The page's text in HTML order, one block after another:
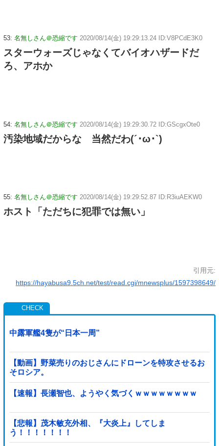
53: 名無しさん＠恐縮です 2020/08/14(金) 19:29:13.24 ID:V8PCdE3K0
スターウォーズじゃなくてバイオハザードだ
ろ、アホか
54: 名無しさん＠恐縮です 2020/08/14(金) 19:29:30.72 ID:GScgxOte0
汚染地域だからな 当然だわ(´･ω･`)
55: 名無しさん＠恐縮です 2020/08/14(金) 19:29:52.87 ID:R3iuAEKW0
ホスト「ただちに犯罪では無い」
引用元:
https://hayabusa9.5ch.net/test/read.cgi/mnewsplus/1597398649/
中露軍艦4隻が“日本一周”
【動画】野菜売りのおじさんにドローンを特攻させるお
そロシア。
【速報】長瀬智也、ようやく気づくｗｗｗｗｗｗｗｗ
【悲報】茂木敏充外相、『大炎上』してしま
う！！！！！！！